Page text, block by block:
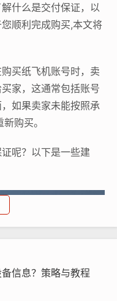
什么是交付保证，以
顺利完成购买,本文将
买纸飞机账号时，卖
家，这通常包括账号
如果卖家未能按照承
购买。
呢？以下是一些建
信息？策略与教程